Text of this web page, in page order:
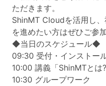
ただきます。
ShinMT Cloudを活用し
を進めたい方はぜひご参
◆当日のスケジュール◆
09:30 受付・インストー
10:00 講義「ShinMTとは?
10:30 グループワーク